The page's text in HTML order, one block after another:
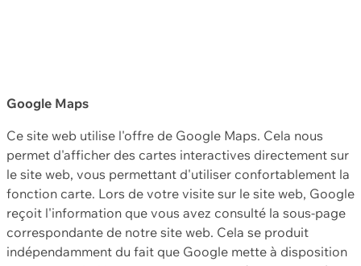
Google Maps
Ce site web utilise l'offre de Google Maps. Cela nous
permet d'afficher des cartes interactives directement sur
le site web, vous permettant d'utiliser confortablement la
fonction carte. Lors de votre visite sur le site web, Google
reçoit l'information que vous avez consulté la sous-page
correspondante de notre site web. Cela se produit
indépendamment du fait que Google mette à disposition